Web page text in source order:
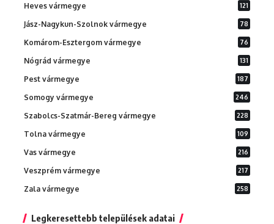
Heves vármegye 121
Jász-Nagykun-Szolnok vármegye 78
Komárom-Esztergom vármegye 76
Nógrád vármegye 131
Pest vármegye 187
Somogy vármegye 246
Szabolcs-Szatmár-Bereg vármegye 228
Tolna vármegye 109
Vas vármegye 216
Veszprém vármegye 217
Zala vármegye 258
Legkeresettebb települések adatai